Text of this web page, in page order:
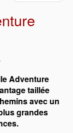
.
Adventure
taillée
avec un
grandes